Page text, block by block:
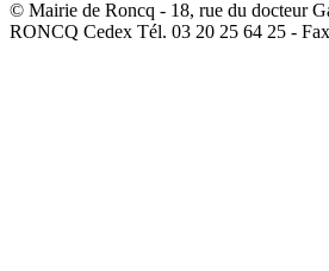
© Mairie de Roncq - 18, rue du docteur
RONCQ Cedex Tél. 03 20 25 64 25 -